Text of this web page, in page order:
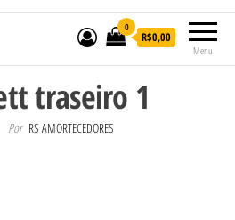
Menu
0
R$0,00
traseiro 1
Por RS AMORTECEDORES